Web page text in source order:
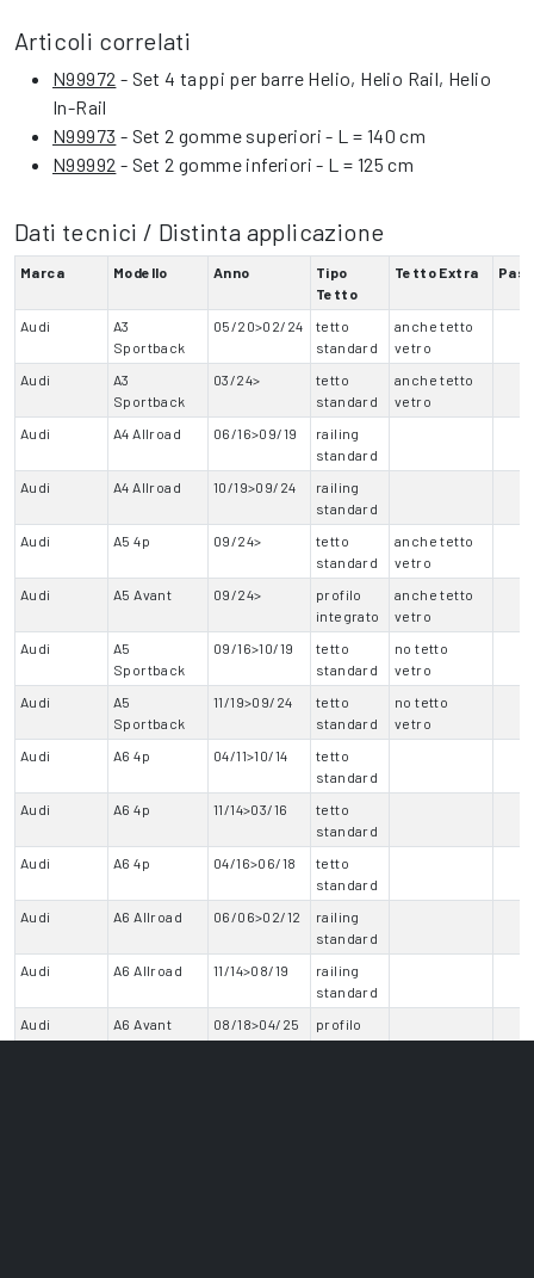
Articoli correlati
N99972 - Set 4 tappi per barre Helio, Helio Rail, Helio
In-Rail
N99973 - Set 2 gomme superiori - L = 140 cm
N99992 - Set 2 gomme inferiori - L = 125 cm
Dati tecnici / Distinta applicazione
Marca Modello Anno
Tipo
Tetto
Tetto Extra
Audi
A3
Sportback
05/20>02/24
tetto
standard
anche tetto
vetro
Audi
A3
Sportback
03/24>
tetto
standard
anche tetto
vetro
Audi
A4 Allroad 06/16>09/19
railing
standard
Audi
A4 Allroad 10/19>09/24
railing
standard
Audi
A5 4p 09/24>
tetto
standard
anche tetto
vetro
Audi
A5 Avant 09/24>
profilo
integrato
anche tetto
vetro
Audi
A5
Sportback
09/16>10/19
tetto
standard
no tetto
vetro
Audi
A5
Sportback
11/19>09/24
tetto
standard
no tetto
vetro
Audi
A6 4p 04/11>10/14
tetto
standard
Audi
A6 4p 11/14>03/16
tetto
standard
Audi
A6 4p 04/16>06/18
tetto
standard
Audi
A6 Allroad 06/06>02/12
railing
standard
Audi
A6 Allroad 11/14>08/19
railing
standard
Audi
A6 Avant 08/18>04/25
profilo
integrato